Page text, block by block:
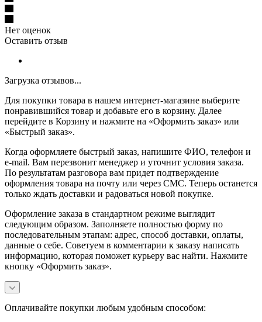
Нет оценок
Оставить отзыв
Загрузка отзывов...
Для покупки товара в нашем интернет-магазине выберите
понравившийся товар и добавьте его в корзину. Далее
перейдите в Корзину и нажмите на «Оформить заказ» или
«Быстрый заказ».
Когда оформляете быстрый заказ, напишите ФИО, телефон и
e-mail. Вам перезвонит менеджер и уточнит условия заказа.
По результатам разговора вам придет подтверждение
оформления товара на почту или через СМС. Теперь останется
только ждать доставки и радоваться новой покупке.
Оформление заказа в стандартном режиме выглядит
следующим образом. Заполняете полностью форму по
последовательным этапам: адрес, способ доставки, оплаты,
данные о себе. Советуем в комментарии к заказу написать
информацию, которая поможет курьеру вас найти. Нажмите
кнопку «Оформить заказ».
Оплачивайте покупки любым удобным способом: